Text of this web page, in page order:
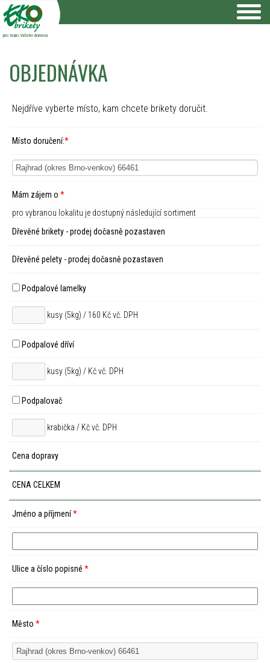
pro teplo Vašeho domova
OBJEDNÁVKA
Nejdříve vyberte místo, kam chcete brikety doručit.
Místo doručení:*
Mám zájem o *
pro vybranou lokalitu je dostupný následující sortiment
Dřevěné brikety - prodej dočasně pozastaven
Dřevěné pelety - prodej dočasně pozastaven
Podpalové lamelky
kusy (5kg) / 160 Kč vč. DPH
Podpalové dříví
kusy (5kg) / Kč vč. DPH
Podpalovač
krabička / Kč vč. DPH
Cena dopravy
CENA CELKEM
Jméno a příjmení*
Ulice a číslo popisné *
Město *